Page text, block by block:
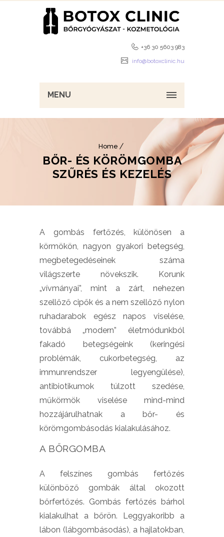
+36 30 5603 983
info@botoxclinic.hu
MENU
Home
BŐR- ÉS KÖRÖMGOMBA
SZŰRÉS ÉS KEZELÉS
A gombás fertőzés, különösen a
körmökön, nagyon gyakori betegség,
megbetegedéseinek száma
világszerte növekszik. Korunk
„vívmányai”, mint a zárt, nehezen
szellőző cipők és a nem szellőző nylon
ruhadarabok egész napos viselése,
továbbá „modern” életmódunkból
fakadó betegségeink (keringési
problémák, cukorbetegség, az
immunrendszer legyengülése),
antibiotikumok túlzott szedése,
műkörmök viselése mind-mind
hozzájárulhatnak a bőr- és
körömgombásodás kialakulásához.
A BŐRGOMBA
A felszínes gombás fertőzés
különböző gombák által okozott
bőrfertőzés. Gombás fertőzés bárhol
kialakulhat a bőrön. Leggyakoribb a
lábon (lábgombásodás), a hajlatokban,